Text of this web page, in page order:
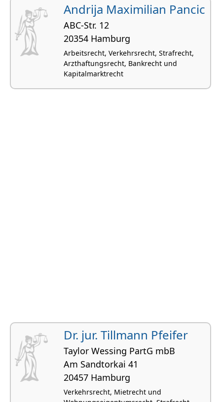
Andrija Maximilian Pancic
ABC-Str. 12
20354 Hamburg
Arbeitsrecht, Verkehrsrecht, Strafrecht,
Arzthaftungsrecht, Bankrecht und
Kapitalmarktrecht
Dr. jur. Tillmann Pfeifer
Taylor Wessing PartG mbB
Am Sandtorkai 41
20457 Hamburg
Verkehrsrecht, Mietrecht und